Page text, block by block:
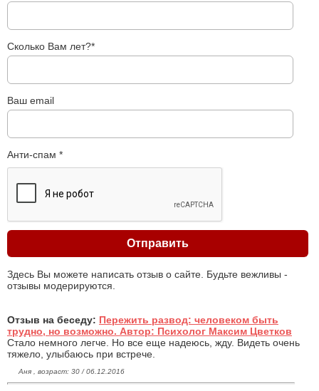
Сколько Вам лет?*
Ваш email
Анти-спам *
Здесь Вы можете написать отзыв о сайте. Будьте вежливы -
отзывы модерируются.
Отзыв на беседу: Пережить развод: человеком быть
трудно, но возможно. Автор: Психолог Максим Цветков
Стало немного легче. Но все еще надеюсь, жду. Видеть очень
тяжело, улыбаюсь при встрече.
Аня , возраст: 30 / 06.12.2016